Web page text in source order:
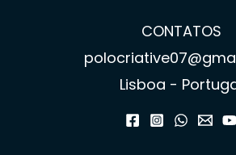
CONTATOS
Lisboa -